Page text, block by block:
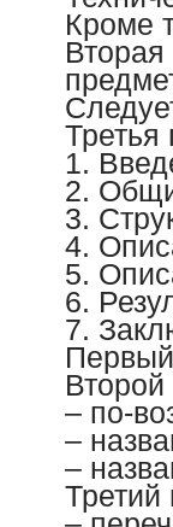
Кроме
Третья
1.
2.
3.
4.
5.
6.
7.
– по-
–
–